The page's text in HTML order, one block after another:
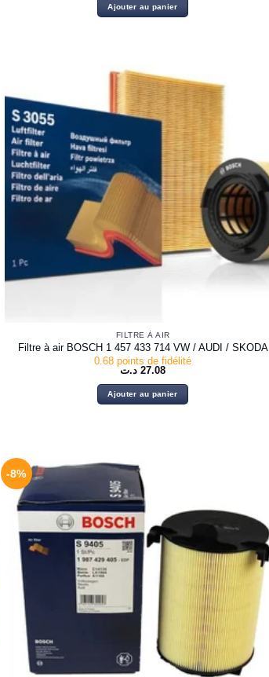
Ajouter au panier
FILTRE À AIR
Filtre à air BOSCH 1 457 433 714 VW / AUDI / SKODA
0.68 points de fidélité
27.08 د.ت
Ajouter au panier
-8%